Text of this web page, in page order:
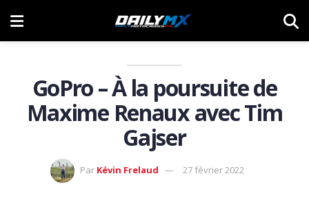
GoPro – À la poursuite de
Maxime Renaux avec Tim
Gajser
Par Kévin Frelaud 27 février 2022